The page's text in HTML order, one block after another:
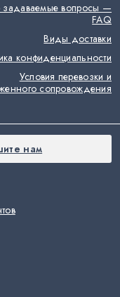
задаваемые вопросы —
FAQ
Виды доставки
конфиденциальности
Условия перевозки и
сопровождения
нам